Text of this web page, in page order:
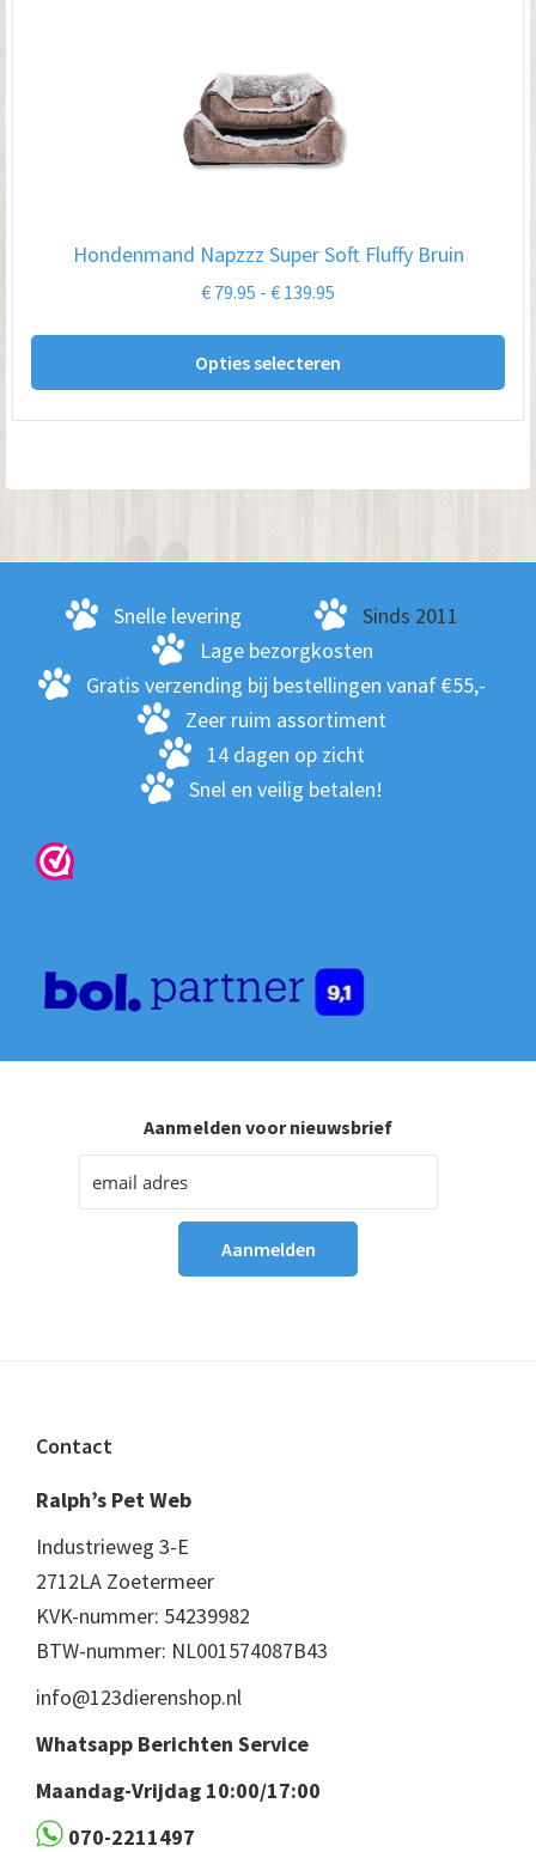
Hondenmand Napzzz Super Soft Fluffy Bruin
€ 79.95 - € 139.95
€ 139.95
Opties selecteren
Dit
Snelle levering
Sinds 2011
Lage bezorgkosten
Gratis verzending bij bestellingen vanaf €55,-
Zeer ruim assortiment
14 dagen op zicht
Snel en veilig betalen!
Aanmelden voor nieuwsbrief
Footer
Contact
Ralph’s Pet Web
Industrieweg 3-E
2712LA Zoetermeer
KVK-nummer: 54239982
BTW-nummer: NL001574087B43
info@123dierenshop.nl
Whatsapp Berichten Service
Maandag-Vrijdag 10:00/17:00
070-2211497